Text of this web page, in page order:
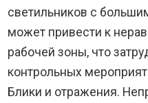
светильников с
может привести к
рабочей зоны, что
контрольных
Блики и отражения.